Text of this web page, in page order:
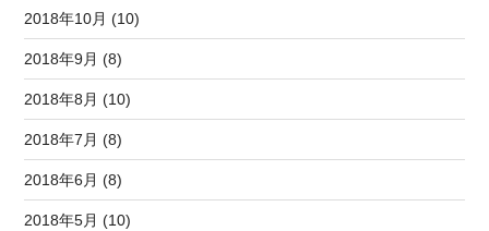
2018年10月 (10)
2018年9月 (8)
2018年8月 (10)
2018年7月 (8)
2018年6月 (8)
2018年5月 (10)